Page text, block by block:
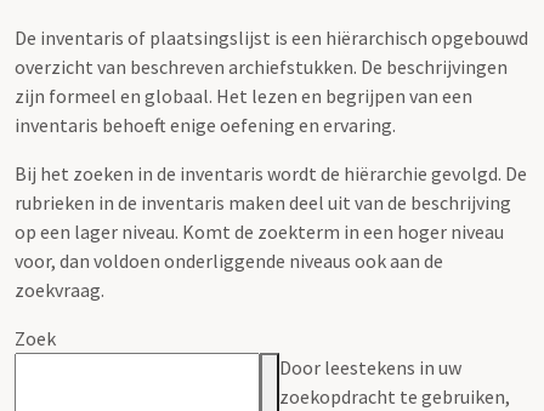
De inventaris of plaatsingslijst is een hiërarchisch opgebouwd
overzicht van beschreven archiefstukken. De beschrijvingen
zijn formeel en globaal. Het lezen en begrijpen van een
inventaris behoeft enige oefening en ervaring.
Bij het zoeken in de inventaris wordt de hiërarchie gevolgd. De
rubrieken in de inventaris maken deel uit van de beschrijving
op een lager niveau. Komt de zoekterm in een hoger niveau
voor, dan voldoen onderliggende niveaus ook aan de
zoekvraag.
Zoek
Door leestekens in uw
zoekopdracht te gebruiken,